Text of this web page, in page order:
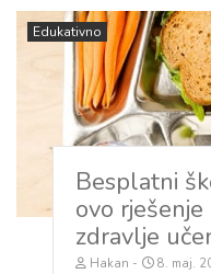
Edukativno
Besplatni
ovo
zdravlje
Hakan 8. maj.